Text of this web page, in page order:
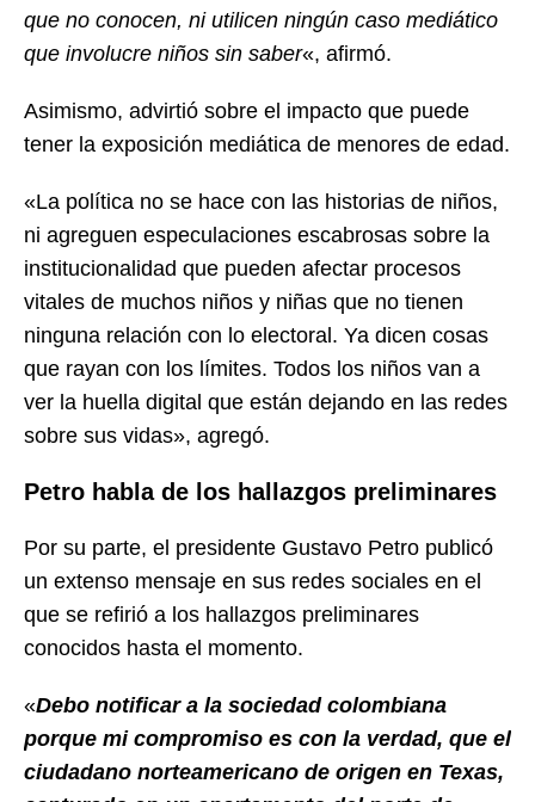
que no conocen, ni utilicen ningún caso mediático
que involucre niños sin saber«, afirmó.
Asimismo, advirtió sobre el impacto que puede
tener la exposición mediática de menores de edad.
«La política no se hace con las historias de niños,
ni agreguen especulaciones escabrosas sobre la
institucionalidad que pueden afectar procesos
vitales de muchos niños y niñas que no tienen
ninguna relación con lo electoral. Ya dicen cosas
que rayan con los límites. Todos los niños van a
ver la huella digital que están dejando en las redes
sobre sus vidas», agregó.
Petro habla de los hallazgos preliminares
Por su parte, el presidente Gustavo Petro publicó
un extenso mensaje en sus redes sociales en el
que se refirió a los hallazgos preliminares
conocidos hasta el momento.
«Debo notificar a la sociedad colombiana
porque mi compromiso es con la verdad, que el
ciudadano norteamericano de origen en Texas,